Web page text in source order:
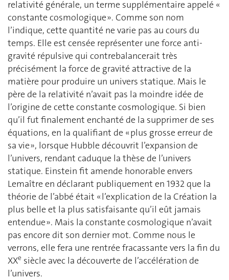
relativité générale, un terme supplémentaire appelé «
constante cosmologique ». Comme son nom
l’indique, cette quantité ne varie pas au cours du
temps. Elle est censée représenter une force anti-
gravité répulsive qui contrebalancerait très
précisément la force de gravité attractive de la
matière pour produire un univers statique. Mais le
père de la relativité n’avait pas la moindre idée de
l’origine de cette constante cosmologique. Si bien
qu’il fut finalement enchanté de la supprimer de ses
équations, en la qualifiant de « plus grosse erreur de
sa vie », lorsque Hubble découvrit l’expansion de
l’univers, rendant caduque la thèse de l’univers
statique. Einstein fit amende honorable envers
Lemaître en déclarant publiquement en 1932 que la
théorie de l’abbé était « l’explication de la Création la
plus belle et la plus satisfaisante qu’il eût jamais
entendue ». Mais la constante cosmologique n’avait
pas encore dit son dernier mot. Comme nous le
verrons, elle fera une rentrée fracassante vers la fin du
XXe siècle avec la découverte de l’accélération de
l’univers.